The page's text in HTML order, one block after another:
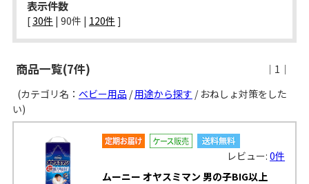
表示件数
[ 30件 | 90件 | 120件 ]
商品一覧(7件)
｜1｜
(カテゴリ名： ベビー用品 /用途から探す / おねしょ対策をした
い)
レビュー:0件
ムーニー オヤスミマン 男の子BIG以上